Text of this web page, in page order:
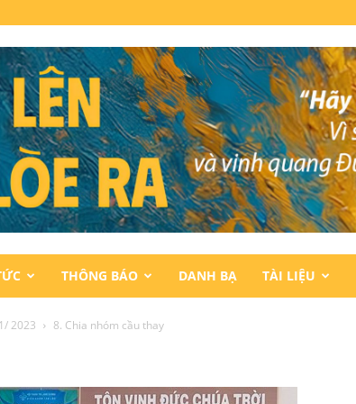
THÔNG BÁO DANH BẠ TÀI LIỆU
2023 8. Chia nhóm cầu thay